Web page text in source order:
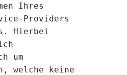
Ihres
Providers
Hierbei
um
welche keine